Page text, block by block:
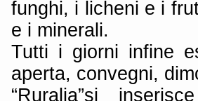
funghi, i licheni e i
e i minerali.
Tutti i giorni infine
aperta, convegni,
“Ruralia”si